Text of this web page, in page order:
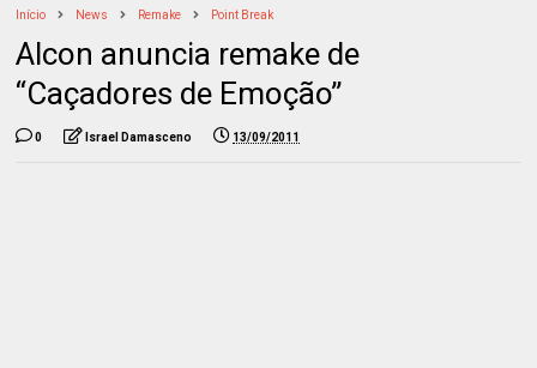
Início News Remake Point Break
Alcon anuncia remake de
“Caçadores de Emoção”
0 Israel Damasceno 13/09/2011